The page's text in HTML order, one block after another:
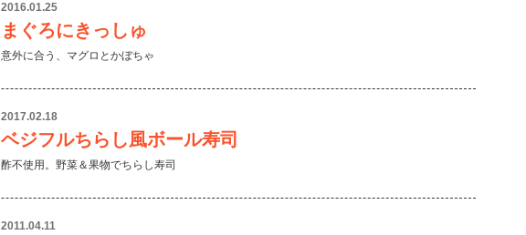
2016.01.25
まぐろにきっしゅ
意外に合う、マグロとかぼちゃ
2017.02.18
ベジフルちらし風ボール寿司
酢不使用。野菜＆果物でちらし寿司
2011.04.11